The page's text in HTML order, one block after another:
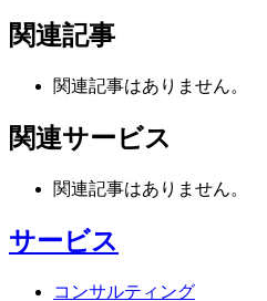
関連記事
関連記事はありません。
関連サービス
関連記事はありません。
サービス
コンサルティング